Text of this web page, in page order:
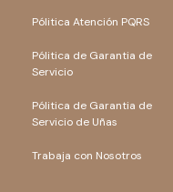
Pólitica Atención PQRS
Pólitica de Garantia de
Servicio
Pólitica de Garantia de
Servicio de Uñas
Trabaja con Nosotros